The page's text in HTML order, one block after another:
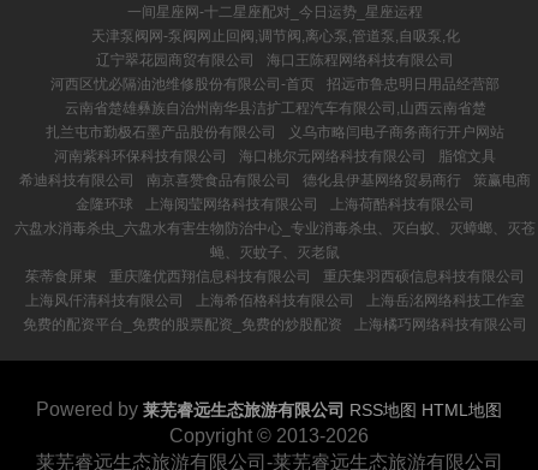
一间星座网-十二星座配对_今日运势_星座运程
天津泵阀网-泵阀网止回阀,调节阀,离心泵,管道泵,自吸泵,化
辽宁翠花园商贸有限公司
海口王陈程网络科技有限公司
河西区忧必隔油池维修股份有限公司-首页
招远市鲁忠明日用品经营部
云南省楚雄彝族自治州南华县洁扩工程汽车有限公司,山西云南省楚
扎兰屯市勤极石墨产品股份有限公司
义乌市略闫电子商务商行开户网站
河南紫科环保科技有限公司
海口桃尔元网络科技有限公司
脂馆文具
希迪科技有限公司
南京喜赞食品有限公司 德化县伊基网络贸易商行
策赢电商
金隆环球
上海阅莹网络科技有限公司
上海荷酷科技有限公司
六盘水消毒杀虫_六盘水有害生物防治中心_专业消毒杀虫、灭白蚁、灭蟑螂、灭苍
蝇、灭蚊子、灭老鼠
茱蒂食屏東
重庆隆优西翔信息科技有限公司
重庆集羽西硕信息科技有限公司
上海风仟清科技有限公司
上海希佰格科技有限公司
上海岳洺网络科技工作室
免费的配资平台_免费的股票配资_免费的炒股配资
上海橘巧网络科技有限公司
Powered by 莱芜睿远生态旅游有限公司 RSS地图 HTML地图
Copyright © 2013-2026
莱芜睿远生态旅游有限公司-莱芜睿远生态旅游有限公司